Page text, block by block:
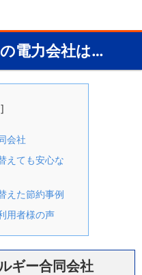
電力会社は…
]
会社
えても安心な
えた節約事例
用者様の声
ギー合同会社